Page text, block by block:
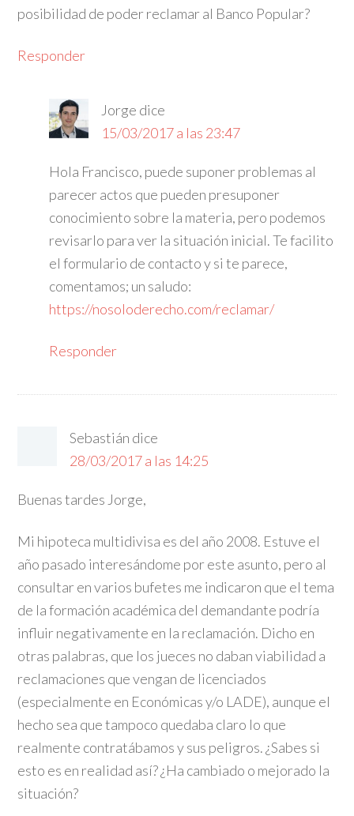
posibilidad de poder reclamar al Banco Popular?
Responder
Jorge dice
15/03/2017 a las 23:47
Hola Francisco, puede suponer problemas al
parecer actos que pueden presuponer
conocimiento sobre la materia, pero podemos
revisarlo para ver la situación inicial. Te facilito
el formulario de contacto y si te parece,
comentamos; un saludo:
https://nosoloderecho.com/reclamar/
Responder
Sebastián dice
28/03/2017 a las 14:25
Buenas tardes Jorge,
Mi hipoteca multidivisa es del año 2008. Estuve el
año pasado interesándome por este asunto, pero al
consultar en varios bufetes me indicaron que el tema
de la formación académica del demandante podría
influir negativamente en la reclamación. Dicho en
otras palabras, que los jueces no daban viabilidad a
reclamaciones que vengan de licenciados
(especialmente en Económicas y/o LADE), aunque el
hecho sea que tampoco quedaba claro lo que
realmente contratábamos y sus peligros. ¿Sabes si
esto es en realidad así? ¿Ha cambiado o mejorado la
situación?